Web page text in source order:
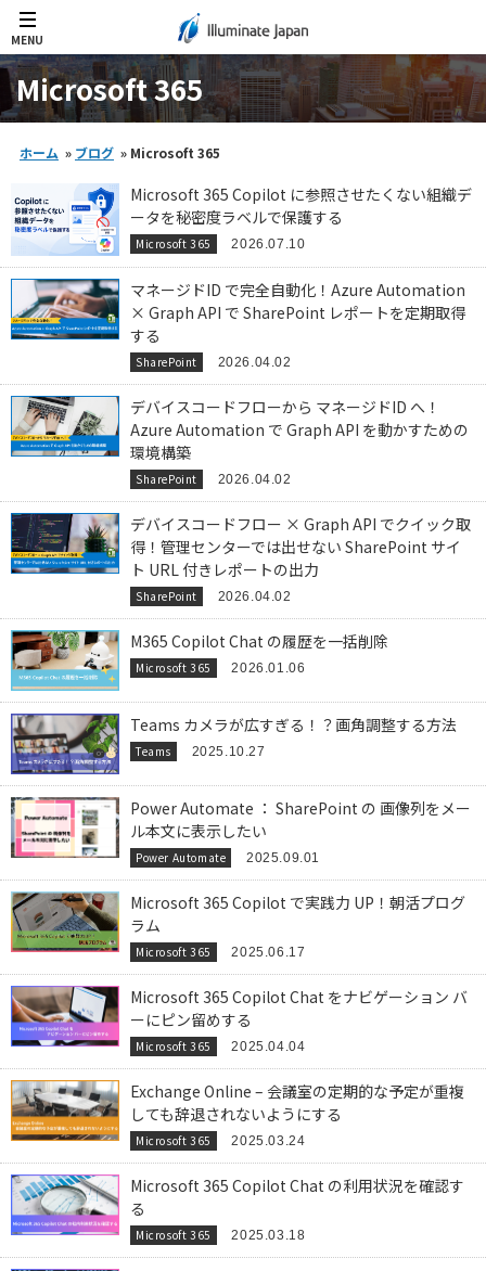
MENU
Microsoft 365
ホーム » ブログ » Microsoft 365
Microsoft 365 Copilot に参照させたくない組織デ
ータを秘密度ラベルで保護する
Microsoft 365 2026.07.10
マネージドID で完全自動化！Azure Automation
× Graph API で SharePoint レポートを定期取得
する
SharePoint 2026.04.02
デバイスコードフローから マネージドID へ！
Azure Automation で Graph API を動かすための
環境構築
SharePoint 2026.04.02
デバイスコードフロー × Graph API でクイック取
得！管理センターでは出せない SharePoint サイ
ト URL 付きレポートの出力
SharePoint 2026.04.02
M365 Copilot Chat の履歴を一括削除
Microsoft 365 2026.01.06
Teams カメラが広すぎる！？画角調整する方法
Teams 2025.10.27
Power Automate ： SharePoint の 画像列をメー
ル本文に表示したい
Power Automate 2025.09.01
Microsoft 365 Copilot で実践力 UP！朝活プログ
ラム
Microsoft 365 2025.06.17
Microsoft 365 Copilot Chat をナビゲーション バ
ーにピン留めする
Microsoft 365 2025.04.04
Exchange Online – 会議室の定期的な予定が重複
しても辞退されないようにする
Microsoft 365 2025.03.24
Microsoft 365 Copilot Chat の利用状況を確認す
る
Microsoft 365 2025.03.18